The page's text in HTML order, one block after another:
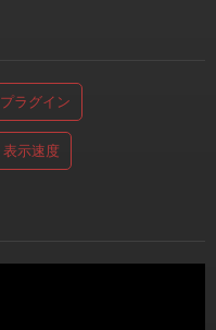
プラグイン
表示速度